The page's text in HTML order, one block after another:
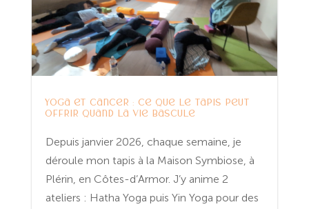
Yoga et cancer : ce que le tapis peut
offrir quand la vie bascule
Depuis janvier 2026, chaque semaine, je
déroule mon tapis à la Maison Symbiose, à
Plérin, en Côtes-d’Armor. J’y anime 2
ateliers : Hatha Yoga puis Yin Yoga pour des